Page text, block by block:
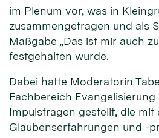
im Plenum vor, was in
zusammengetragen und als
Maßgabe „Das ist mir auch
festgehalten wurde.
Dabei hatte Moderatorin
Fachbereich Evangelisierung
Impulsfragen gestellt, die mit
Glaubenserfahrungen und -